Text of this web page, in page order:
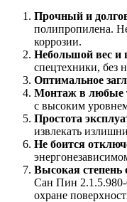
Прочный и
полипропилена.
коррозии.
Небольшой вес и
спецтехники, без
Оптимальное
Монтаж в любые
с высоким
Простота
извлекать
Не боится
Высокая степень
Сан Пин 2.1.5.980-
охране